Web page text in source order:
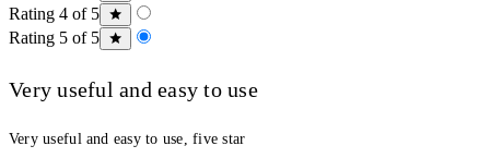
Rating 4 of 5
Rating 5 of 5
Very useful and easy to use
Very useful and easy to use, five star